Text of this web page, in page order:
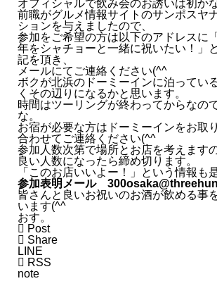
- 2025.05
- 2025.04
- 2025.03
- 2025.02
- 2025.01
2024
オフィシャルで飲み会のお誘いは初かな
前職がグルメ情報サイトのサンポスヤ
ションを与えましたので、
参加をご希望の方は以下のアドレスに
年をシャチョーと一緒に祝いたい！」
記を頂き、
メールにてご連絡ください(^^ゞ
ボクが北浜のドーミーインに泊ってい
くその辺りになるかと思います。
時間はツーリングが終わってからなの
な。
お宿が必要な方はドーミーインをお取
合わせてご連絡ください(^^ゞ
参加人数次第で場所とお店を考えます
良い人数になったら締め切ります。
「このお店いいよー！」という情報も
参加表明メール
皆さんと良いお祝いのお酒が飲める事
います(^^ゞ
おす。
 Post
 Share
LINE
 RSS
note